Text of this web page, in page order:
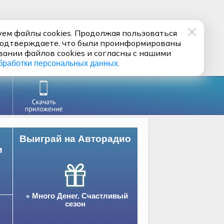
Выиграй на Авторадио
Много Денег. Счастливый
сезон
файлы cookies. Продолжая пользоваться
что были проинформированы
файлов cookies и согласны с нашими
персональных данных.